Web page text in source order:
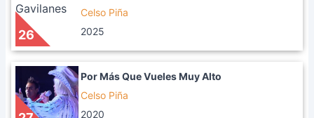
26
Celso Piña
2025
Por Más Que Vueles Muy Alto
Celso Piña
2020